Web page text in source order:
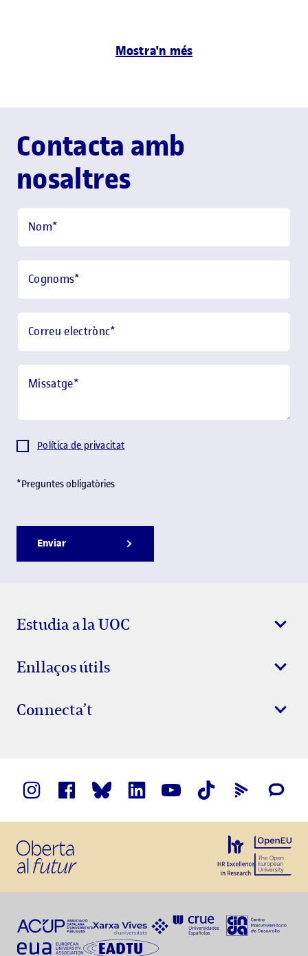
Mostra'n més
Contacta amb
nosaltres
Nom*
Cognoms*
Correu electrònc*
Missatge*
Política de privacitat
*Preguntes obligatòries
Enviar
Estudia a la UOC
Enllaços útils
Connecta’t